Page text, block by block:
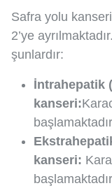
Safra yolu
2’ye
şunlardır:
İntrahepatik
kanseri:
kanseri: